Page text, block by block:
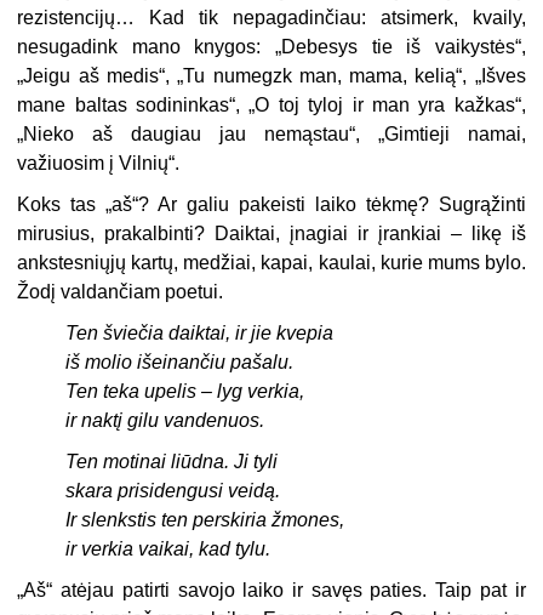
rezistencijų… Kad tik nepagadinčiau: atsimerk, kvaily,
nesugadink mano knygos: „Debesys tie iš vaikystės“,
„Jeigu aš medis“, „Tu numegzk man, mama, kelią“, „Išves
mane baltas sodininkas“, „O toj tyloj ir man yra kažkas“,
„Nieko aš daugiau jau nemąstau“, „Gimtieji namai,
važiuosim į Vilnių“.
Koks tas „aš“? Ar galiu pakeisti laiko tėkmę? Sugrąžinti
mirusius, prakalbinti? Daiktai, įnagiai ir įrankiai – likę iš
ankstesniųjų kartų, medžiai, kapai, kaulai, kurie mums bylo.
Žodį valdančiam poetui.
Ten šviečia daiktai, ir jie kvepia
iš molio išeinančiu pašalu.
Ten teka upelis – lyg verkia,
ir naktį gilu vandenuos.
Ten motinai liūdna. Ji tyli
skara prisidengusi veidą.
Ir slenkstis ten perskiria žmones,
ir verkia vaikai, kad tylu.
„Aš“ atėjau patirti savojo laiko ir savęs paties. Taip pat ir